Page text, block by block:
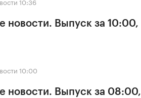
новости. Выпуск за
10:00
новости. Выпуск за